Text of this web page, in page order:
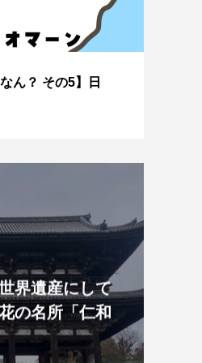
ん？ その4】な
界遺産にして
の名所「仁和